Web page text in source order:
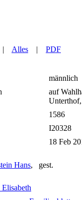
Alles | PDF
männlich
auf
1586
I20328
18 Feb
Hans, gest.